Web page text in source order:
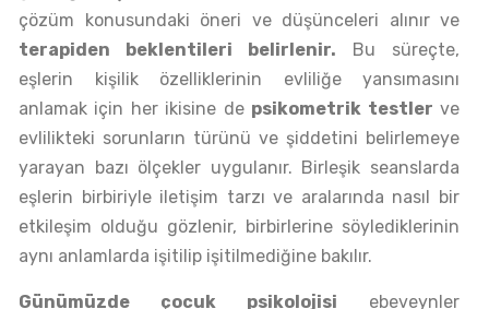
çözüm konusundaki öneri ve düşünceleri alınır ve
terapiden beklentileri belirlenir. Bu süreçte,
eşlerin kişilik özelliklerinin evliliğe yansımasını
anlamak için her ikisine de psikometrik testler ve
evlilikteki sorunların türünü ve şiddetini belirlemeye
yarayan bazı ölçekler uygulanır. Birleşik seanslarda
eşlerin birbiriyle iletişim tarzı ve aralarında nasıl bir
etkileşim olduğu gözlenir, birbirlerine söylediklerinin
aynı anlamlarda işitilip işitilmediğine bakılır.
Günümüzde çocuk psikolojisi ebeveynler